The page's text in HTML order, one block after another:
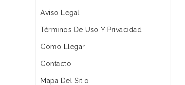
Aviso Legal
Términos De Uso Y Privacidad
Cómo Llegar
Contacto
Mapa Del Sitio